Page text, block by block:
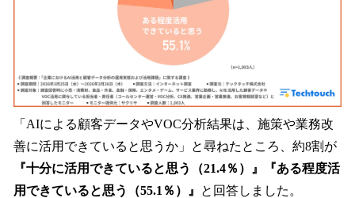
「AIによる顧客データやVOC分析結果は、施策や業務改
善に活用できていると思うか」と尋ねたところ、約8割が
『十分に活用できていると思う（21.4％）』『ある程度活
用できていると思う（55.1％）』
と回答しました。